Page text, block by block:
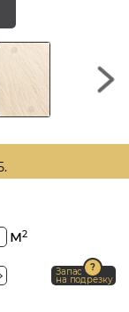
м2
Запас
на подрезку